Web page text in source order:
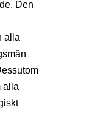
Den
alla
alla